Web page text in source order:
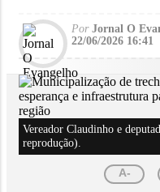
PorJornal O
22/06/2026 16:41
Vereador Claudinho e
reprodução).
A-